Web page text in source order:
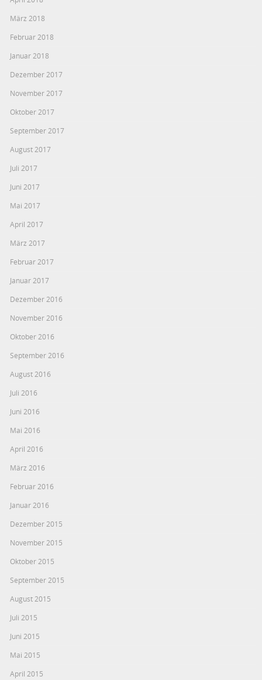
März 2018
Februar 2018
Januar 2018
Dezember 2017
November 2017
Oktober 2017
September 2017
August 2017
Juli 2017
Juni 2017
Mai 2017
April 2017
März 2017
Februar 2017
Januar 2017
Dezember 2016
November 2016
Oktober 2016
September 2016
August 2016
Juli 2016
Juni 2016
Mai 2016
April 2016
März 2016
Februar 2016
Januar 2016
Dezember 2015
November 2015
Oktober 2015
September 2015
August 2015
Juli 2015
Juni 2015
Mai 2015
April 2015